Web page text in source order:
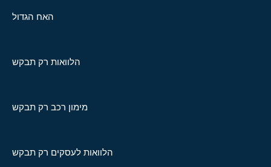
האח הגדול
הלוואות רק תבקש
מימון רכב רק תבקש
הלוואות לעסקים רק תבקש